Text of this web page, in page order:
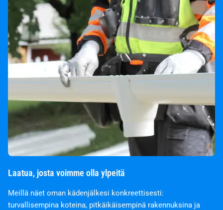
Laatua, josta voimme olla ylpeitä
Meillä näet oman kädenjälkesi konkreettisesti:
turvallisempina koteina, pitkäikäisempinä rakennuksina ja